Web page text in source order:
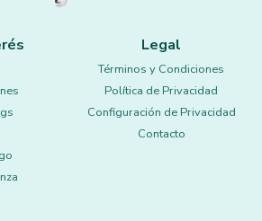
Legal
Términos y Condiciones
Política de Privacidad
Configuración de Privacidad
Contacto